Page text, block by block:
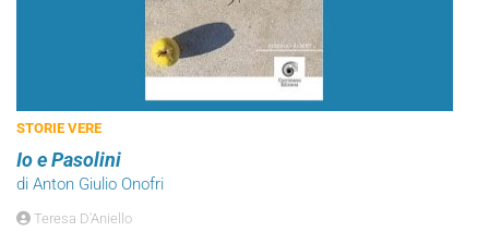
STORIE VERE
Io e Pasolini
di Anton Giulio Onofri
Teresa D'Aniello